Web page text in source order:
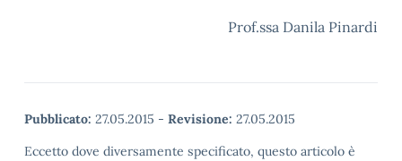
Prof.ssa Danila Pinardi
Pubblicato: 27.05.2015 - Revisione: 27.05.2015
Eccetto dove diversamente specificato, questo articolo è